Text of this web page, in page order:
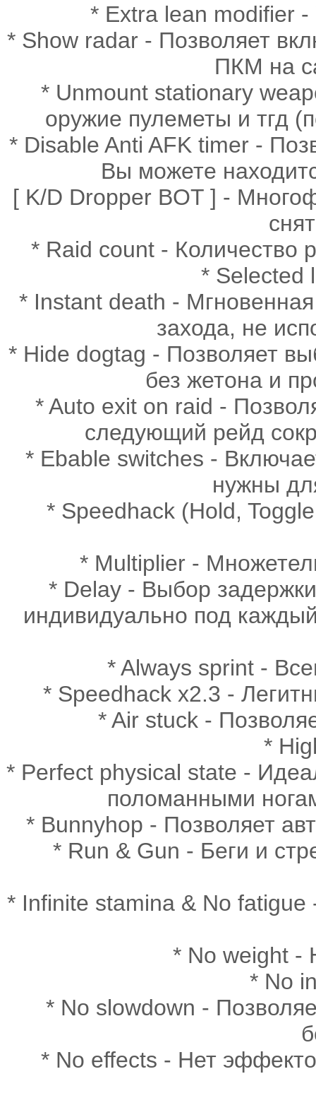
* Extra lean modifier -
* Show radar - Позволяет
ПКМ на
* Unmount stationary
оружие пулеметы и тгд
* Disable Anti AFK timer -
Вы можете
[ K/D Dropper BOT ] -
* Raid count - Количество
* Selected
* Instant death -
захода, не
* Hide dogtag - Позволяет
без жетона и
* Auto exit on raid -
следующий рейд
* Ebable switches -
нужны
* Speedhack (Hold,
* Multiplier -
* Delay - Выбор
индивидуально под
* Always sprint -
* Speedhack x2.3 -
* Air stuck -
*
* Perfect physical state -
поломанными
* Bunnyhop - Позволяет
* Run & Gun - Беги и
* Infinite stamina & No fatigue
* No weight -
* No
* No slowdown -
* No effects - Нет